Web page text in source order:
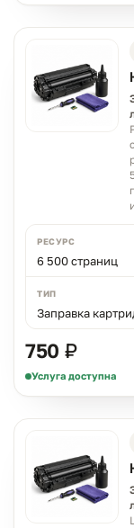
РЕСУРС
6 500 страниц
ТИП
Заправка
750 ₽
Услуга доступна